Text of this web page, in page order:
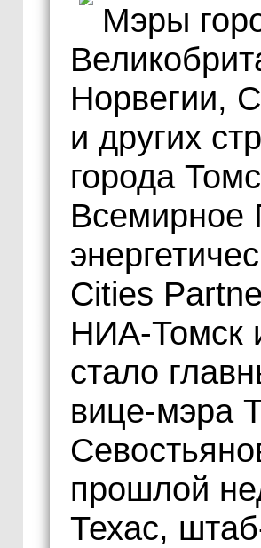
Мэры
Норвегии,
и других
города
Всемирное
Cities
НИА-Томск
стало
вице-мэра
прошлой
Техас,